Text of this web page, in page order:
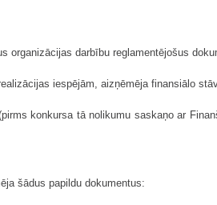
organizācijas darbību reglamentējošus
iespējām, aizņēmēja finansiālo
konkursa tā nolikumu saskaņo ar
šādus papildu dokumentus: